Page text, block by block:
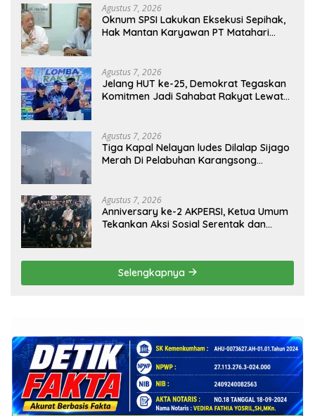
Agustus 7, 2026
Oknum SPSI Lakukan Eksekusi Sepihak,
Hak Mantan Karyawan PT Matahari
Agustus 7, 2026
Jelang HUT ke-25, Demokrat Tegaskan
Komitmen Jadi Sahabat Rakyat Lewat
Agustus 7, 2026
Tiga Kapal Nelayan ludes Dilalap Sijago
Merah Di Pelabuhan Karangsong
Agustus 7, 2026
Anniversary ke-2 AKPERSI, Ketua Umum
Tekankan Aksi Sosial Serentak dan
Selengkapnya